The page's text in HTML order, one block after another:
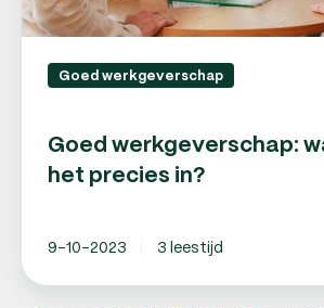
Goed werkgeverschap
Goed werkgeverschap:
het precies in?
9-10-2023 3 leestijd